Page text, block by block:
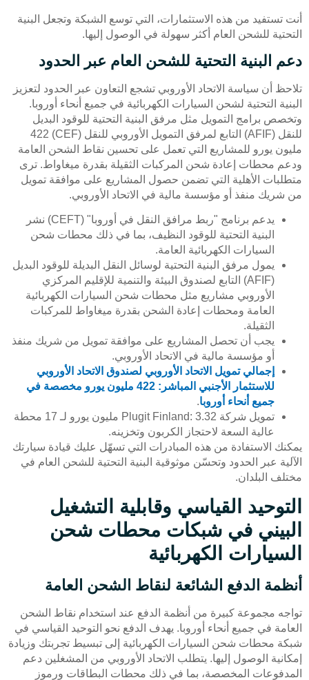
أنت تستفيد من هذه الاستثمارات، التي توسع الشبكة وتجعل البنية
التحتية للشحن العام أكثر سهولة في الوصول إليها.
دعم البنية التحتية للشحن العام عبر الحدود
تلاحظ أن سياسة الاتحاد الأوروبي تشجع التعاون عبر الحدود لتعزيز
البنية التحتية لشحن السيارات الكهربائية في جميع أنحاء أوروبا.
وتخصص برامج التمويل مثل مرفق البنية التحتية للوقود البديل
للنقل (AFIF) التابع لمرفق التمويل الأوروبي للنقل (CEF) 422
مليون يورو للمشاريع التي تعمل على تحسين نقاط الشحن العامة
ودعم محطات إعادة شحن المركبات الثقيلة بقدرة ميغاواط. ترى
متطلبات الأهلية التي تضمن حصول المشاريع على موافقة تمويل
من شريك منفذ أو مؤسسة مالية في الاتحاد الأوروبي.
يدعم برنامج "ربط مرافق النقل في أوروبا" (CEFT) نشر
البنية التحتية للوقود النظيف، بما في ذلك محطات شحن
السيارات الكهربائية العامة.
يمول مرفق البنية التحتية لوسائل النقل البديلة للوقود البديل
(AFIF) التابع لصندوق البيئة والتنمية للإقليم المركزي
الأوروبي مشاريع مثل محطات شحن السيارات الكهربائية
العامة ومحطات إعادة الشحن بقدرة ميغاواط للمركبات
الثقيلة.
يجب أن تحصل المشاريع على موافقة تمويل من شريك منفذ
أو مؤسسة مالية في الاتحاد الأوروبي.
إجمالي تمويل الاتحاد الأوروبي لصندوق الاتحاد الأوروبي
للاستثمار الأجنبي المباشر: 422 مليون يورو مخصصة في
جميع أنحاء أوروبا.
تمويل شركة Plugit Finland: 3.32 مليون يورو لـ 17 محطة
عالية السعة لاحتجاز الكربون وتخزينه.
يمكنك الاستفادة من هذه المبادرات التي تسهّل عليك قيادة سيارتك
الآلية عبر الحدود وتحسّن موثوقية البنية التحتية للشحن العام في
مختلف البلدان.
التوحيد القياسي وقابلية التشغيل
البيني في شبكات محطات شحن
السيارات الكهربائية
أنظمة الدفع الشائعة لنقاط الشحن العامة
تواجه مجموعة كبيرة من أنظمة الدفع عند استخدام نقاط الشحن
العامة في جميع أنحاء أوروبا. يهدف الدفع نحو التوحيد القياسي في
شبكة محطات شحن السيارات الكهربائية إلى تبسيط تجربتك وزيادة
إمكانية الوصول إليها. يتطلب الاتحاد الأوروبي من المشغلين دعم
المدفوعات المخصصة، بما في ذلك محطات البطاقات ورموز